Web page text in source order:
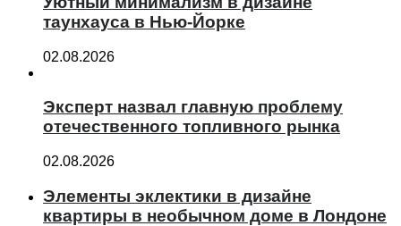
таунхауса в Нью-Йорке
02.08.2026
Эксперт назвал главную проблему
отечественного топливного рынка
02.08.2026
Элементы эклектики в дизайне
квартиры в необычном доме в Лондоне